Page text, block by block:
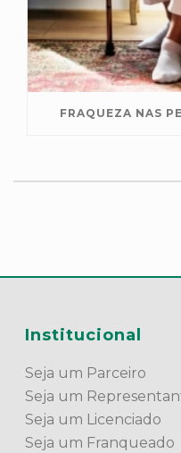
FRAQUEZA NAS
Institucional
Seja um Parceiro
Seja um
Seja um Licenciado
Seja um Franqueado